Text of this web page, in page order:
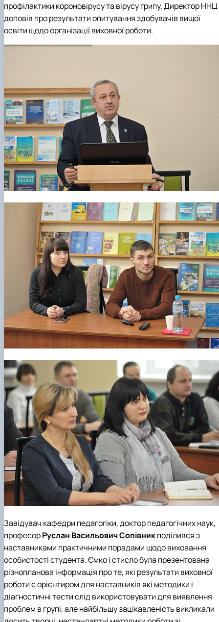
профілактики короновірусу та вірусу грипу. Директор ННЦ
доповів про результати опитування здобувачів вищої
освіти щодо організації виховної роботи.
Завідувач кафедри педагогіки, доктор педагогічних наук,
професорРуслан Васильович Сопівникподілився з
наставниками практичними порадами щодо виховання
особистості студента. Ємко і стисло була презентована
різнопланова інформація про те, які результати виховної
роботи є орієнтиром для наставників які методики і
діагностичні тести слід використовувати для виявлення
проблем в групі, але найбільшу зацікавленість викликали